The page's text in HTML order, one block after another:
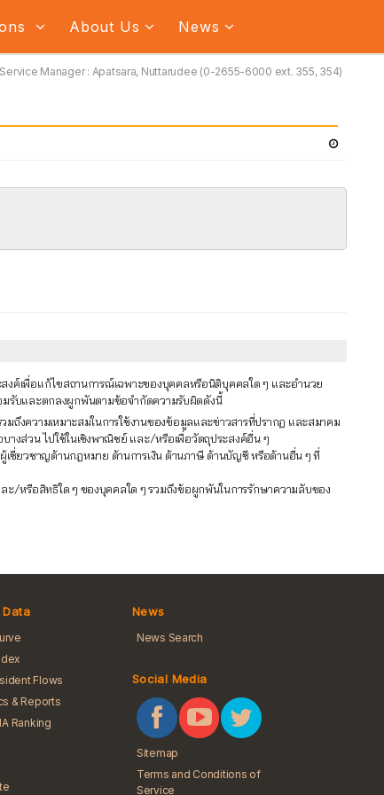
About Us News
Manager : Apatsara, Nuttarudee (0-2655-6000 ext. 355, 354)
งค์เพื่อแก้ไขสถานการณ์เฉพาะของบุคคลหรือนิติบุคคลใด ๆ และอำนวย
อมรับและตกลงผูกพันตามข้อจำกัดความรับผิดดังนี้
ถึงความเหมาะสมในการใช้งานของข้อมูลและข่าวสารที่ปรากฏ และสมาคม
างส่วน ไปใช้ในเชิงพาณิชย์ และ/หรือเพื่อวัตถุประสงค์อื่น ๆ
เชี่ยวชาญด้านกฎหมาย ด้านการเงิน ด้านภาษี ด้านบัญชี หรือด้านอื่น ๆ ที่
ะ/หรือสิทธิใด ๆ ของบุคคลใด ๆ รวมถึงข้อผูกพันในการรักษาความลับของ
Flows
& Reports
Ranking
News
News Search
Social Media
Sitemap
Terms and Conditions of
Service